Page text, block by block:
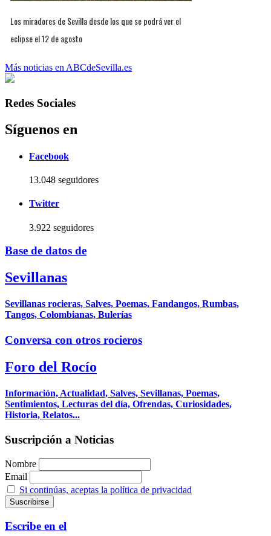
Los miradores de Sevilla desde los que se podrá ver el
eclipse el 12 de agosto
Más noticias en ABCdeSevilla.es
Redes Sociales
Síguenos en
Facebook
13.048 seguidores
Twitter
3.922 seguidores
Base de datos de
Sevillanas
Sevillanas rocieras, Salves, Poemas, Fandangos, Rumbas,
Tangos, Colombianas, Bulerías
Conversa con otros rocieros
Foro del Rocío
Información, Actualidad, Salves, Sevillanas, Poemas,
Sentimientos, Lecturas del día, Ofrendas, Curiosidades,
Historia, Relatos...
Suscripción a Noticias
Nombre
Email
Si continúas, aceptas la política de privacidad
Escribe en el